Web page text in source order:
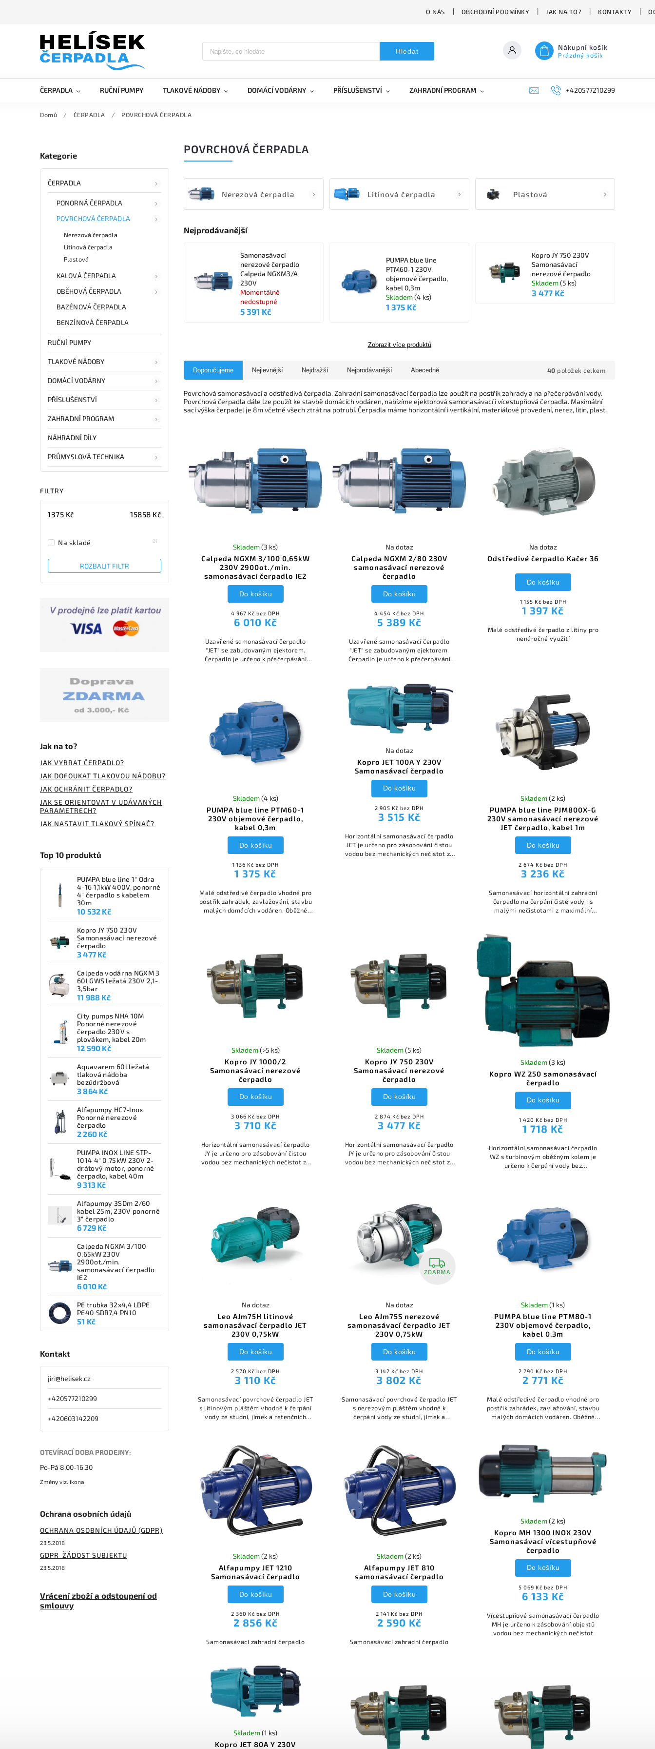
O NÁS OBCHODNÍ PODMÍNKY JAK NA TO? KONTAKTY
Hledat Nákupní košík
Prázdný košík
ČERPADLA RUČNÍ PUMPY TLAKOVÉ NÁDOBY DOMÁCÍ VODÁRNY PŘÍSLUŠENSTVÍ ZAHRADNÍ PROGRAM NÁHRADNÍ DÍLY PRŮMYSLOVÁ TECHNIKA
+420577210299
Domů / ČERPADLA / POVRCHOVÁ ČERPADLA
Kategorie
ČERPADLA
PONORNÁ ČERPADLA
POVRCHOVÁ ČERPADLA
Nerezová čerpadla
Litinová čerpadla
Plastová
KALOVÁ ČERPADLA
OBĚHOVÁ ČERPADLA
BAZÉNOVÁ ČERPADLA
BENZÍNOVÁ ČERPADLA
RUČNÍ PUMPY
TLAKOVÉ NÁDOBY
DOMÁCÍ VODÁRNY
PŘÍSLUŠENSTVÍ
ZAHRADNÍ PROGRAM
NÁHRADNÍ DÍLY
PRŮMYSLOVÁ TECHNIKA
FILTRY
1375 Kč 15858 Kč
Na skladě 21
ROZBALIT FILTR
Jak na to?
JAK VYBRAT ČERPADLO?
JAK DOFOUKAT TLAKOVOU NÁDOBU?
JAK OCHRÁNIT ČERPADLO?
JAK SE ORIENTOVAT V UDÁVANÝCH
PARAMETRECH?
JAK NASTAVIT TLAKOVÝ SPÍNAČ?
Top 10 produktů
PUMPA blue line 1" Odra
4-16 1,1kW 400V, ponorné
4" čerpadlo s kabelem
30m
10 532 Kč
Kopro JY 750 230V
Samonasávací nerezové
čerpadlo
3 477 Kč
Calpeda vodárna NGXM 3
60l GWS ležatá 230V 2,1-
3,5bar
11 988 Kč
City pumps NHA 10M
Ponorné nerezové
čerpadlo 230V s
plovákem, kabel 20m
12 590 Kč
Aquavarem 60l ležatá
tlaková nádoba
bezúdržbová
3 864 Kč
Alfapumpy HC7-Inox
Ponorné nerezové
čerpadlo
2 260 Kč
PUMPA INOX LINE STP-
1014 4" 0,75kW 230V 2-
drátový motor, ponorné
čerpadlo, kabel 40m
9 313 Kč
Alfapumpy 3SDm 2/60
kabel 25m, 230V ponorné
3" čerpadlo
6 729 Kč
Calpeda NGXM 3/100
0,65kW 230V
2900ot./min.
samonasávací čerpadlo
IE2
6 010 Kč
PE trubka 32x4,4 LDPE
PE40 SDR7,4 PN10
51 Kč
Kontakt
jiri@helisek.cz
+420577210299
+420603142209
OTEVÍRACÍ DOBA PRODEJNY:
Po-Pá 8.00-16.30
Změny viz. ikona
Ochrana osobních údajů
OCHRANA OSOBNÍCH ÚDAJŮ (GDPR)
23.5.2018
GDPR-ŽÁDOST SUBJEKTU
23.5.2018
Vrácení zboží a odstoupení od
smlouvy
POVRCHOVÁ ČERPADLA
Nerezová čerpadla Litinová čerpadla Plastová
Nejprodávanější
Samonasávací
nerezové čerpadlo
Calpeda NGXM3/A
230V
Momentálně
nedostupné
5 391 Kč
PUMPA blue line
PTM60-1 230V
objemové čerpadlo,
kabel 0,3m
Skladem(4 ks)
1 375 Kč
Kopro JY 750 230V
Samonasávací
nerezové čerpadlo
Skladem(5 ks)
3 477 Kč
Zobrazit více produktů
Doporučujeme Nejlevnější Nejdražší Nejprodávanější Abecedně 40 položek celkem
Povrchová samonasávací a odstředivá čerpadla. Zahradní samonasávací čerpadla lze použít na postřik zahrady a na přečerpávání vody.
Povrchová čerpadla dále lze použít ke stavbě domácích vodáren, nabízíme ejektorová samonasávací i vícestupňová čerpadla. Maximální
sací výška čerpadel je 8m včetně všech ztrát na potrubí. Čerpadla máme horizontální i vertikální, materiálové provedení, nerez, litin, plast.
Calpeda NGXM 3/100 0,65kW
230V 2900ot./min.
samonasávací čerpadlo IE2
Skladem(3 ks)
4 967 Kč bez DPH
6 010 Kč
Do košíku
Uzavřené samonasávací čerpadlo
"JET" se zabudovaným ejektorem.
Čerpadlo je určeno k přečerpávání
Calpeda NGXM 2/80 230V
samonasávací nerezové
čerpadlo
Na dotaz
4 454 Kč bez DPH
5 389 Kč
Do košíku
Uzavřené samonasávací čerpadlo
"JET" se zabudovaným ejektorem.
Čerpadlo je určeno k přečerpávání
Odstředivé čerpadlo Kačer 36
Na dotaz
1 155 Kč bez DPH
1 397 Kč
Do košíku
Malé odstředivé čerpadlo z litiny pro
nenáročné využití
PUMPA blue line PTM60-1
230V objemové čerpadlo,
kabel 0,3m
Skladem(4 ks)
1 136 Kč bez DPH
1 375 Kč
Do košíku
Malé odstředivé čerpadlo vhodné pro
postřik zahrádek, zavlažování, stavbu
malých domácích vodáren. Oběžné
Kopro JET 100A Y 230V
Samonasávací čerpadlo
Na dotaz
2 905 Kč bez DPH
3 515 Kč
Do košíku
Horizontální samonasávací čerpadlo
JET je určeno pro zásobování čistou
vodou bez mechanických nečistot ze
PUMPA blue line PJM800X-G
230V samonasávací nerezové
JET čerpadlo, kabel 1m
Skladem(2 ks)
2 674 Kč bez DPH
3 236 Kč
Do košíku
Samonasávací horizontální zahradní
čerpadlo na čerpání čisté vody i s
malými nečistotami z maximální
Kopro JY 1000/2
Samonasávací nerezové
čerpadlo
Skladem(>5 ks)
3 066 Kč bez DPH
3 710 Kč
Do košíku
Horizontální samonasávací čerpadlo
JY je určeno pro zásobování čistou
vodou bez mechanických nečistot ze
Kopro JY 750 230V
Samonasávací nerezové
čerpadlo
Skladem(5 ks)
2 874 Kč bez DPH
3 477 Kč
Do košíku
Horizontální samonasávací čerpadlo
JY je určeno pro zásobování čistou
vodou bez mechanických nečistot ze
Kopro WZ 250 samonasávací
čerpadlo
Skladem(3 ks)
1 420 Kč bez DPH
1 718 Kč
Do košíku
Horizontální samonasávací čerpadlo
WZ s turbínovým oběžným kolem je
určeno k čerpání vody bez
Leo AJm75H litinové
samonasávací čerpadlo JET
230V 0,75kW
Na dotaz
2 570 Kč bez DPH
3 110 Kč
Do košíku
Samonasávací povrchové čerpadlo JET
s litinovým pláštěm vhodné k čerpání
vody ze studní, jímek a retenčních
ZDARMA
Leo AJm75S nerezové
samonasávací čerpadlo JET
230V 0,75kW
Na dotaz
3 142 Kč bez DPH
3 802 Kč
Do košíku
Samonasávací povrchové čerpadlo JET
s nerezovým pláštěm vhodné k
čerpání vody ze studní, jímek a
PUMPA blue line PTM80-1
230V objemové čerpadlo,
kabel 0,3m
Skladem(1 ks)
2 290 Kč bez DPH
2 771 Kč
Do košíku
Malé odstředivé čerpadlo vhodné pro
postřik zahrádek, zavlažování, stavbu
malých domácích vodáren. Oběžné
Alfapumpy JET 1210
Samonasávací čerpadlo
Skladem(2 ks)
2 360 Kč bez DPH
2 856 Kč
Do košíku
Samonasávací zahradní čerpadlo
Alfapumpy JET 810
samonasávací čerpadlo
Skladem(2 ks)
2 141 Kč bez DPH
2 590 Kč
Do košíku
Samonasávací zahradní čerpadlo
Kopro MH 1300 INOX 230V
Samonasávací vícestupňové
čerpadlo
Skladem(2 ks)
5 069 Kč bez DPH
6 133 Kč
Do košíku
Vícestupňové samonasávací čerpadlo
MH je určeno k zásobování objektů
vodou bez mechanických nečistot
Kopro JET 80A Y 230V
Skladem(1 ks)